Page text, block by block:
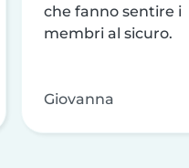
che fanno sentire i
membri al sicuro.
Giovanna